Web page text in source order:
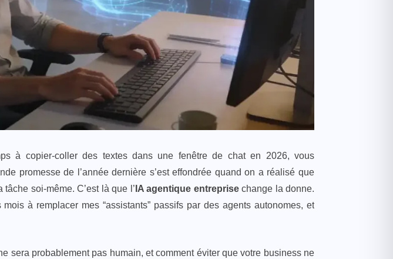
à copier-coller des textes dans une fenêtre de chat en 2026, vous
promesse de l’année dernière s’est effondrée quand on a réalisé que
soi-même. C’est là que l’ IA agentique entreprisechange la donne.
à remplacer mes “assistants” passifs par des agents autonomes, et
sera probablement pas humain, et comment éviter que votre business ne